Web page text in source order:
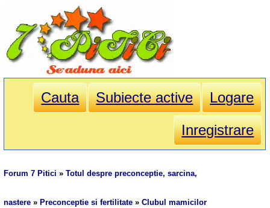
Cauta Subiecte active
Logare
Inregistrare
Forum 7 Pitici »Totul despre preconceptie, sarcina,
nastere » Preconceptie si fertilitate »Clubul mamicilor